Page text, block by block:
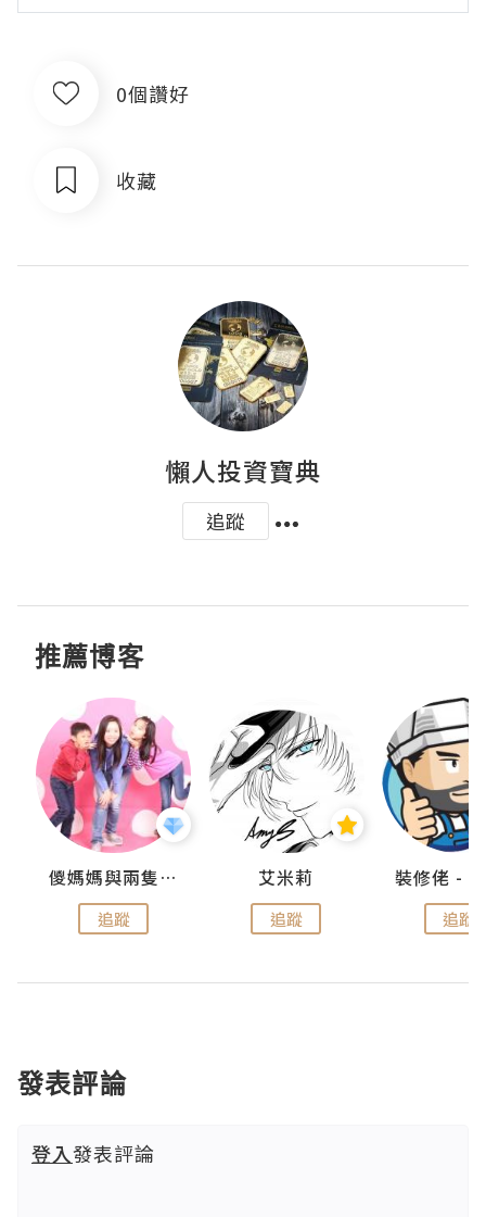
0個讚好
收藏
懶人投資寶典
追蹤
推薦博客
儍媽媽與兩隻小魔怪之家
追蹤
艾米莉
追蹤 追蹤
發表評論
登入發表評論